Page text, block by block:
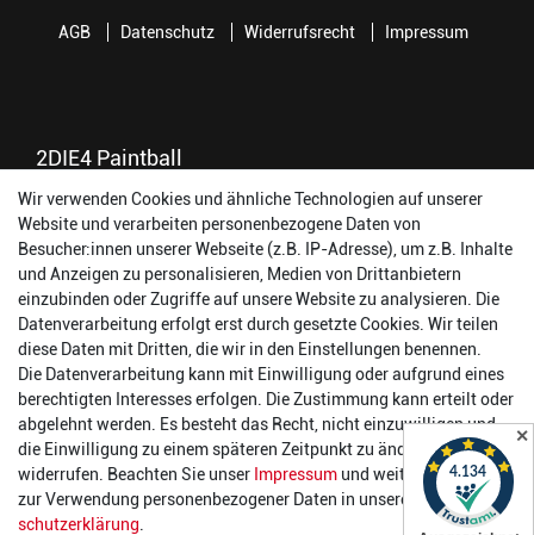
2DIE4 Paintball
56457 Westerburg
Reinhold-Ferger-Straße 26
order@2die4-sports.com
0 26 63/ 9 68 69 37
Öffnungszeiten
14:00 - 17:00 Uhr
Dienstag:
14:00 - 17:00 Uhr
Mittwoch:
14:00 - 17:00 Uhr
Donnerstag:
14:00 - 17:00 Uhr
14:00 - 19:00 Uhr
10:00 - 17:00 Uhr
AGB Datenschutz Widerrufsrecht Impressum
Wir verwenden Cookies und ähnliche Technologien auf unserer
Website und verarbeiten personenbezogene Daten von
Besucher:innen unserer Webseite (z.B. IP-Adresse), um z.B. Inhalte
und Anzeigen zu personalisieren, Medien von Drittanbietern
einzubinden oder Zugriffe auf unsere Website zu analysieren. Die
Datenverarbeitung erfolgt erst durch gesetzte Cookies. Wir teilen
diese Daten mit Dritten, die wir in den Einstellungen benennen.
Die Datenverarbeitung kann mit Einwilligung oder aufgrund eines
berechtigten Interesses erfolgen. Die Zustimmung kann erteilt oder
abgelehnt werden. Es besteht das Recht, nicht einzuwilligen und
die Einwilligung zu einem späteren Zeitpunkt zu ändern oder zu
widerrufen. Beachten Sie unser Impressum und weitere Hinweise
zur Verwendung personenbezogener Daten in unserer
Daten­
schutz­erklärung
✕